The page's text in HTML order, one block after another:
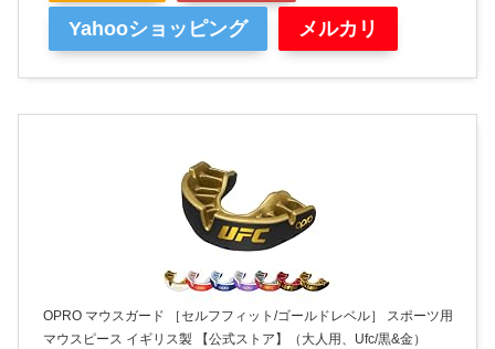
Yahooショッピング メルカリ
OPRO マウスガード ［セルフフィット/ゴールドレベル］ スポーツ用
マウスピース イギリス製 【公式ストア】（大人用、Ufc/黒&金）